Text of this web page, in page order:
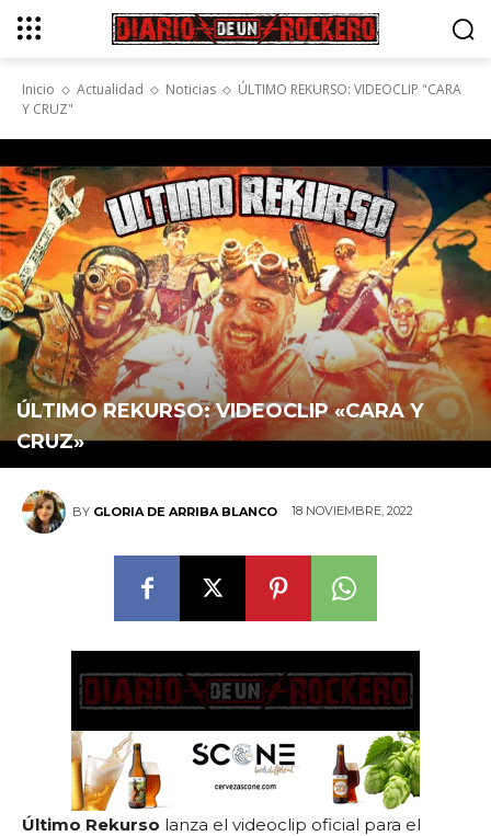
Inicio Actualidad Noticias
ÚLTIMO REKURSO: VIDEOCLIP "CARA
Y CRUZ"
ÚLTIMO REKURSO: VIDEOCLIP «CARA Y
CRUZ»
BY GLORIA DE ARRIBA BLANCO 18 NOVIEMBRE, 2022
Último Rekurso lanza el videoclip oficial para el